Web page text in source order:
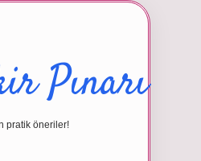
Pınarı
pratik öneriler!